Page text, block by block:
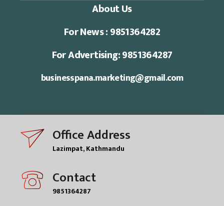
About Us
For News : 9851364282
For Advertising: 9851364287
businesspana.marketing@gmail.com
Office Address
Lazimpat, Kathmandu
Contact
9851364287